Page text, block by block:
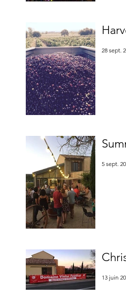
28 sept.
5 sept.
13 juin